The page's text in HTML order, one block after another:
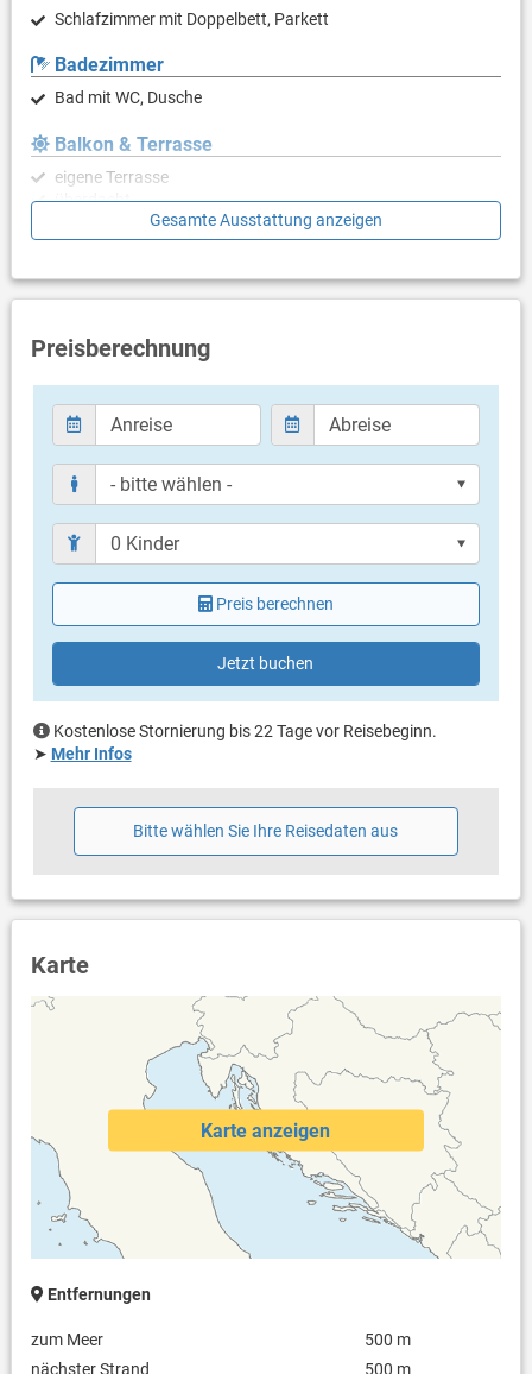
Schlafzimmer mit Doppelbett, Parkett
Badezimmer
Bad mit WC, Dusche
Balkon & Terrasse
eigene Terrasse
überdacht
Terrassengröße: 5 m²
Weitere Informationen
Parkplatz beim Haus
Klimaanlage im Preis inklusive
Bettwäsche vorhanden
Handtücher vorhanden
Gesamte Ausstattung anzeigen
Preisberechnung
Preis berechnen
Jetzt buchen
Kostenlose Stornierung bis 22 Tage vor Reisebeginn.
➤ Mehr Infos
Bitte wählen Sie Ihre Reisedaten aus
Karte
Karte anzeigen
Entfernungen
zum Meer
500 m
nächster Strand
500 m